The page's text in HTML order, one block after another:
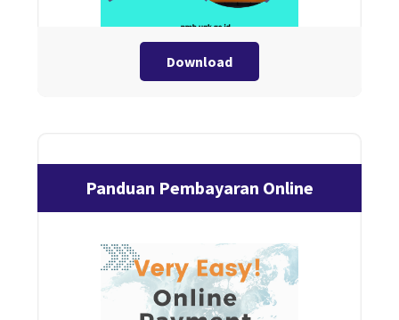
Download
Panduan Pembayaran Online